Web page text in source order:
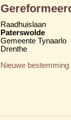
Raadhuislaan
Paterswolde
Gemeente Tynaarlo
Drenthe
Nieuwe bestemming